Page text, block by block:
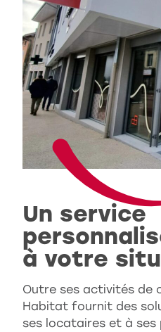
Un service
à votre
Outre ses activités de
Habitat fournit des
ses locataires et à